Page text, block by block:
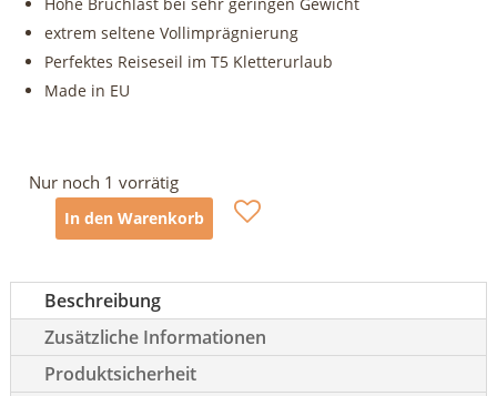
extrem seltene Vollimprägnierung
Perfektes Reiseseil im T5 Kletterurlaub
Made in EU
Nur noch 1 vorrätig
Tendon
dry
Menge
In den Warenkorb
Beschreibung
Zusätzliche Informationen
Produktsicherheit